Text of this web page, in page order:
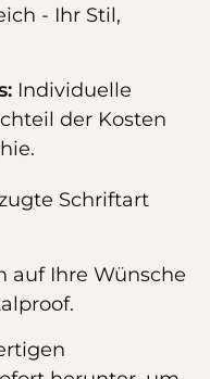
- Ihr Stil,
Individuelle
der Kosten
Schriftart
auf Ihre Wünsche